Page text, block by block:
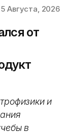
5 Августа, 2026
от
и
в